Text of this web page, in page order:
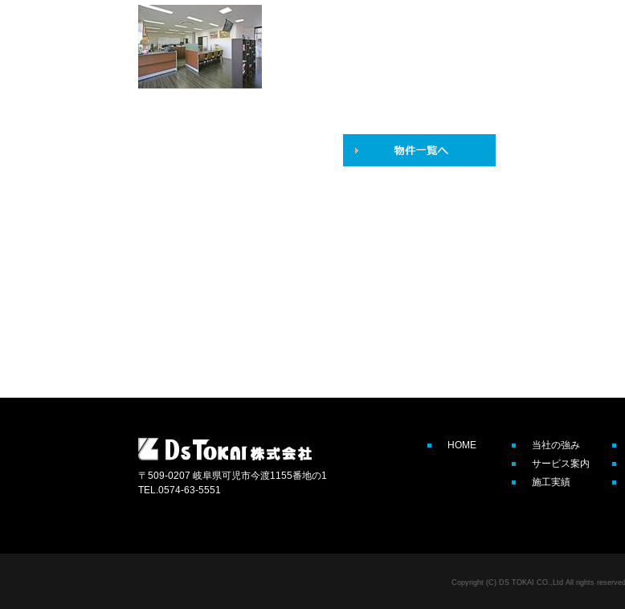
〒509-0207 岐阜県可児市今渡1155番地の1
TEL.0574-63-5551
HOME
当社の強み
サービス案内
施工実績
Copyright (C) DS TOKAI CO.,Ltd All rights reserved.